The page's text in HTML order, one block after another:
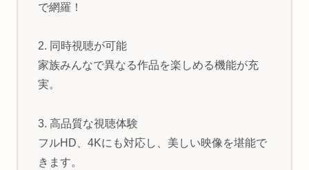
で網羅！
2. 同時視聴が可能
家族みんなで異なる作品を楽しめる機能が充
実。
3. 高品質な視聴体験
フルHD、4Kにも対応し、美しい映像を堪能で
きます。